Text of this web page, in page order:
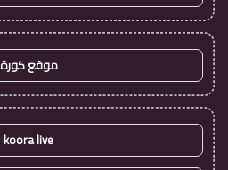
موقع كورة
koora live